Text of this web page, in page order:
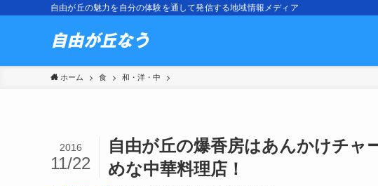
自由が丘の魅力を自分の体験を通して発信する地域情報メディア
ホーム 食 和・洋・中
自由が丘の爆香房はあんかけチャ
めな中華料理店！
2016
11/22